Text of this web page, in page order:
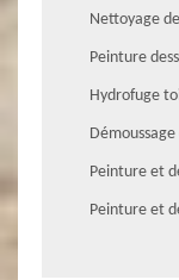
Nettoyage
Peinture
Hydrofuge
Peinture et
Peinture et